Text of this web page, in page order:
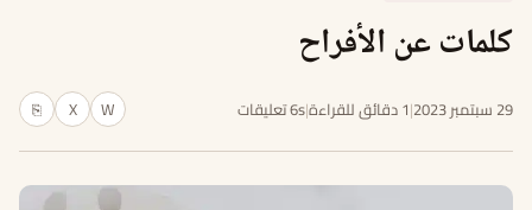
كلمات عن الأفراح
29 سبتمبر 2023 |1 دقائق للقراءة |6s تعليقات W
X
⎘